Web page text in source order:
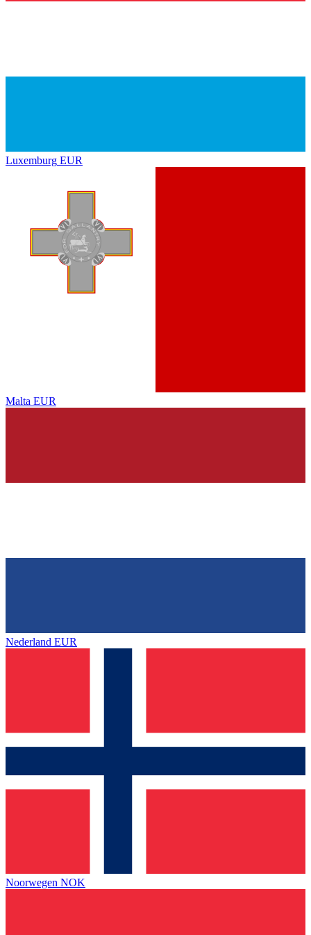
Luxemburg EUR
Malta EUR
Nederland EUR
Noorwegen NOK